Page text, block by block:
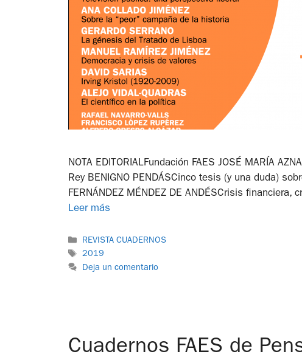
NOTA EDITORIALFundación FAES JOSÉ MARÍA
Rey BENIGNO PENDÁSCinco tesis (y una duda)
FERNÁNDEZ MÉNDEZ DE ANDÉSCrisis
Leer más
REVISTA CUADERNOS
2019
Deja un comentario
Cuadernos FAES de